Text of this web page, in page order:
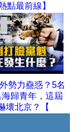
點最前線】
勢力蠱惑？5名
歸青年，這屆
壞北京？【